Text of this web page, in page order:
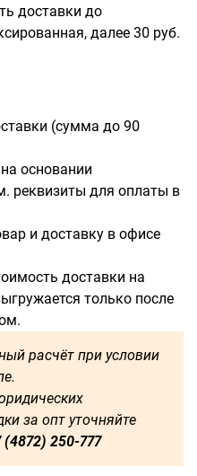
доставки до
далее 30 руб.
(сумма до 90
основании
реквизиты для оплаты в
и доставку в офисе
доставки на
только после
расчёт при условии
за опт уточняйте
(4872) 250-777